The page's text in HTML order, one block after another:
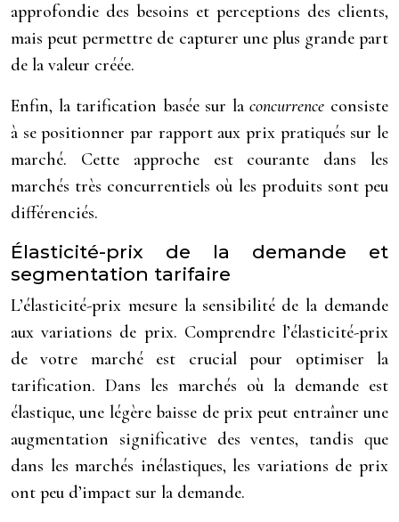
approfondie des besoins et perceptions des clients,
mais peut permettre de capturer une plus grande part
de la valeur créée.
Enfin, la tarification basée sur laconcurrence consiste
à se positionner par rapport aux prix pratiqués sur le
marché. Cette approche est courante dans les
marchés très concurrentiels où les produits sont peu
différenciés.
Élasticité-prix de la demande et
segmentation tarifaire
L’élasticité-prix mesure la sensibilité de la demande
aux variations de prix. Comprendre l’élasticité-prix
de votre marché est crucial pour optimiser la
tarification. Dans les marchés où la demande est
élastique, une légère baisse de prix peut entraîner une
augmentation significative des ventes, tandis que
dans les marchés inélastiques, les variations de prix
ont peu d’impact sur la demande.